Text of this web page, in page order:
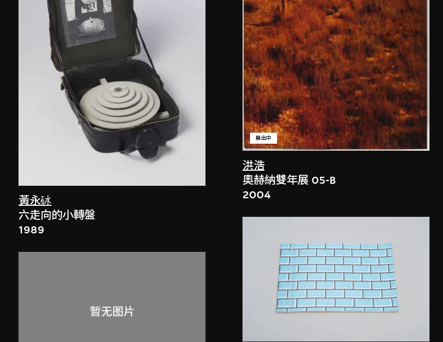
黃永砅
六走向的小轉盤
1989
洪浩
展出中
奧赫納雙年展 05-B
2004